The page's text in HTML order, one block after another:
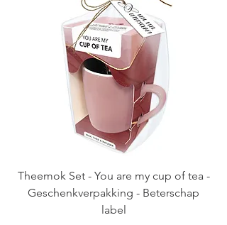
Theemok Set - You are my cup of tea -
Geschenkverpakking - Beterschap
label